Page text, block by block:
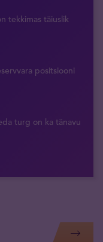
tekkimas täiuslik
positsiooni
turg on ka tänavu